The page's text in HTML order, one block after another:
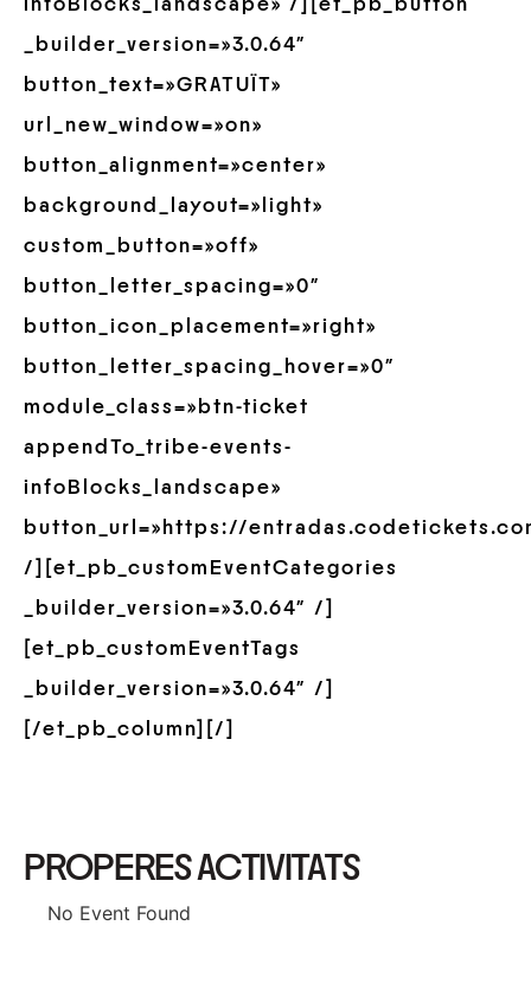
infoBlocks_landscape» /][et_pb_button
_builder_version=»3.0.64″
button_text=»GRATUÏT»
url_new_window=»on»
button_alignment=»center»
background_layout=»light»
custom_button=»off»
button_letter_spacing=»0″
button_icon_placement=»right»
button_letter_spacing_hover=»0″
module_class=»btn-ticket
appendTo_tribe-events-
infoBlocks_landscape»
button_url=»https://
/][et_pb_customEventCategories
_builder_version=»3.0.64″ /]
[et_pb_customEventTags
_builder_version=»3.0.64″ /]
[/et_pb_column][/]
PROPERES ACTIVITATS
No Event Found